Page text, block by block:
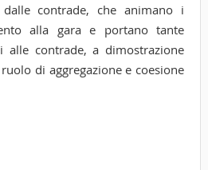
dalle contrade, che animano i
alla gara e portano tante
alle contrade, a dimostrazione
di aggregazione e coesione